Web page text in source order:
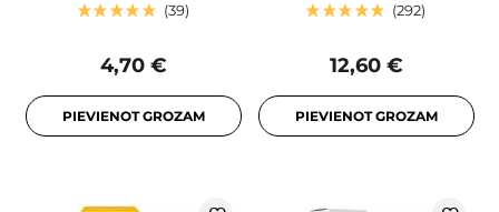
39
4,70 €
PIEVIENOT GROZAM
292
12,60 €
PIEVIENOT GROZAM